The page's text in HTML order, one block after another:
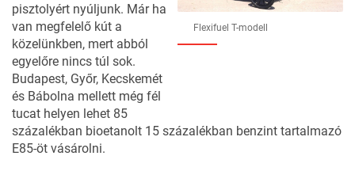
Flexifuel T-modell
pisztolyért nyúljunk. Már ha
van megfelelő kút a
közelünkben, mert abból
egyelőre nincs túl sok.
Budapest, Győr, Kecskemét
és Bábolna mellett még fél
tucat helyen lehet 85
százalékban bioetanolt 15 százalékban benzint tartalmazó
E85-öt vásárolni.